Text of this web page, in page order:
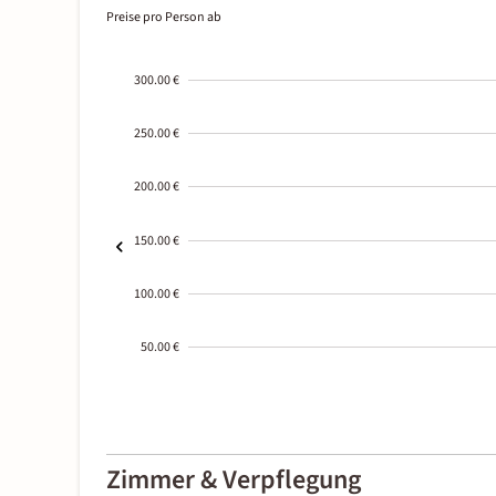
Preise pro Person ab
300.00 €
250.00 €
200.00 €
150.00 €
100.00 €
50.00 €
01-02
Zimmer & Verpflegung